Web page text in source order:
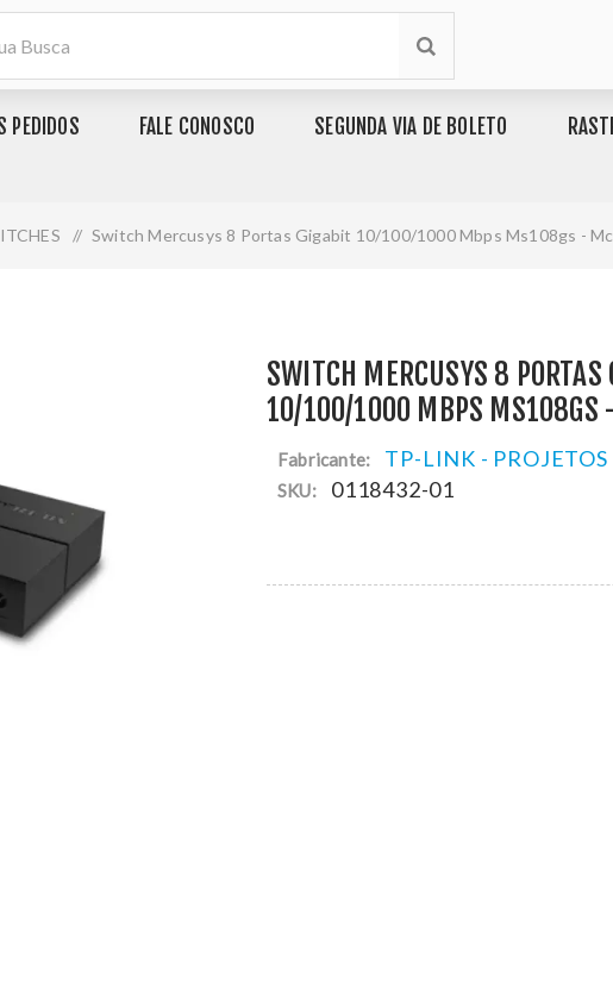
PEDIDOS FALE CONOSCO SEGUNDA VIA DE BOLETO
/ Switch Mercusys 8 Portas Gigabit 10/100/1000 Mbps Ms108gs -
SWITCH MERCUSYS 8 PORTAS
10/100/1000 MBPS MS108GS
Fabricante: TP-LINK - PROJETOS
SKU: 0118432-01